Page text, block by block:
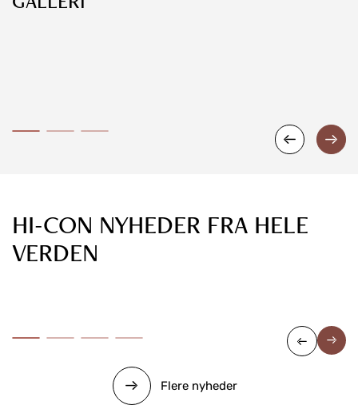
HI-CON NYHEDER FRA HELE
VERDEN
Flere nyheder
16. april 2026
Hi-Con leverer brystningsaltaner til